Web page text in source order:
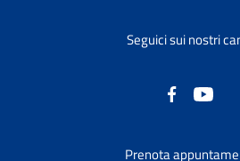
Seguici sui nostri
Prenota